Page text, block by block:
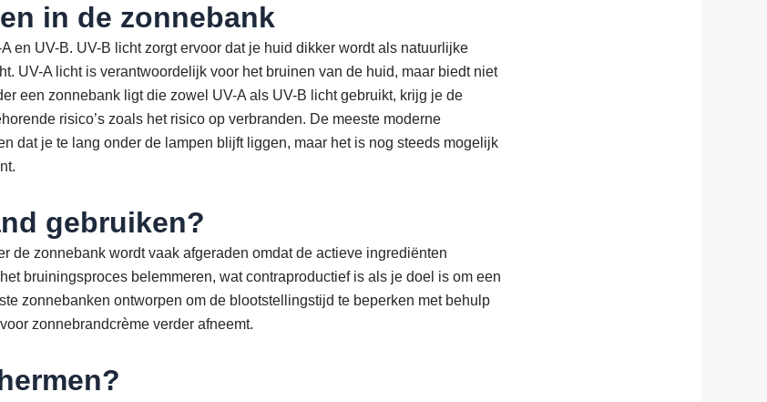
in de zonnebank
en UV-B. UV-B licht zorgt ervoor dat je huid dikker wordt als natuurlijke
UV-A licht is verantwoordelijk voor het bruinen van de huid, maar biedt niet
een zonnebank ligt die zowel UV-A als UV-B licht gebruikt, krijg je de
risico’s zoals het risico op verbranden. De meeste moderne
dat je te lang onder de lampen blijft liggen, maar het is nog steeds mogelijk
gebruiken?
de zonnebank wordt vaak afgeraden omdat de actieve ingrediënten
bruiningsproces belemmeren, wat contraproductief is als je doel is om een
zonnebanken ontworpen om de blootstellingstijd te beperken met behulp
zonnebrandcrème verder afneemt.